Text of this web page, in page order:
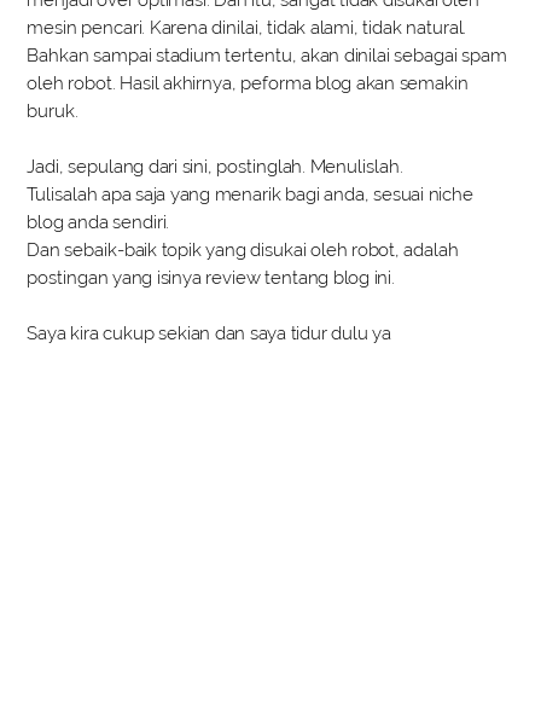
mesin pencari. Karena dinilai, tidak alami, tidak natural.
Bahkan sampai stadium tertentu, akan dinilai sebagai spam
oleh robot. Hasil akhirnya, peforma blog akan semakin
buruk.
Jadi, sepulang dari sini, postinglah. Menulislah.
Tulisalah apa saja yang menarik bagi anda, sesuai niche
blog anda sendiri.
Dan sebaik-baik topik yang disukai oleh robot, adalah
postingan yang isinya review tentang blog ini.
Saya kira cukup sekian dan saya tidur dulu ya